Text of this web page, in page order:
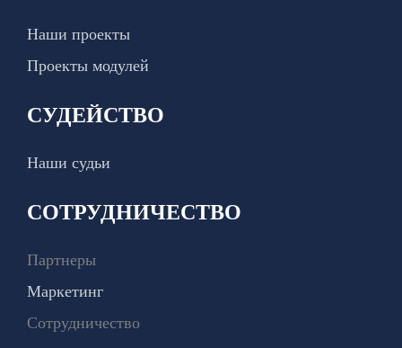
Наши проекты
Проекты модулей
СУДЕЙСТВО
Наши судьи
СОТРУДНИЧЕСТВО
Партнеры
Маркетинг
Сотрудничество